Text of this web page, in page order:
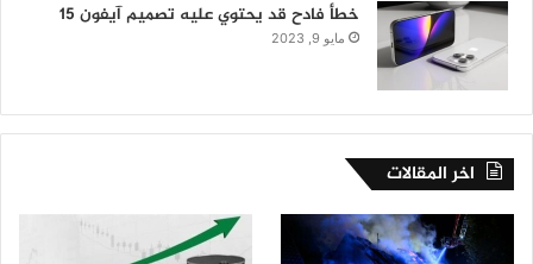
خطأ فادح قد يحتوي عليه تصميم آيفون 15
مايو 9, 2023
اخر المقالات